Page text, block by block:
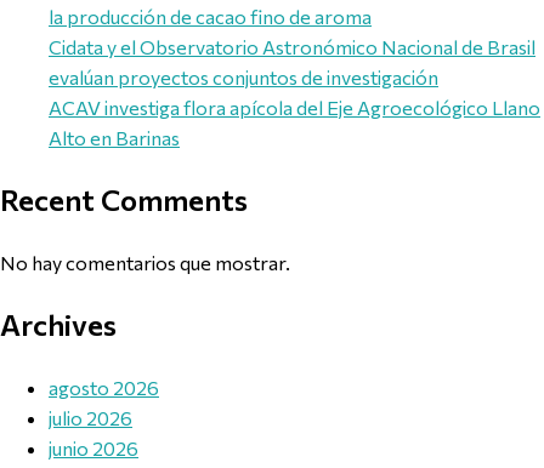
la producción de cacao fino de aroma
Cidata y el Observatorio Astronómico Nacional de Brasil
evalúan proyectos conjuntos de investigación
ACAV investiga flora apícola del Eje Agroecológico Llano
Alto en Barinas
Recent Comments
No hay comentarios que mostrar.
Archives
agosto 2026
julio 2026
junio 2026